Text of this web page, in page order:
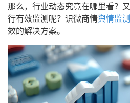
那么，行业动态究竟在哪里看？
行有效监测呢？识微商情舆情监
效的解决方案。